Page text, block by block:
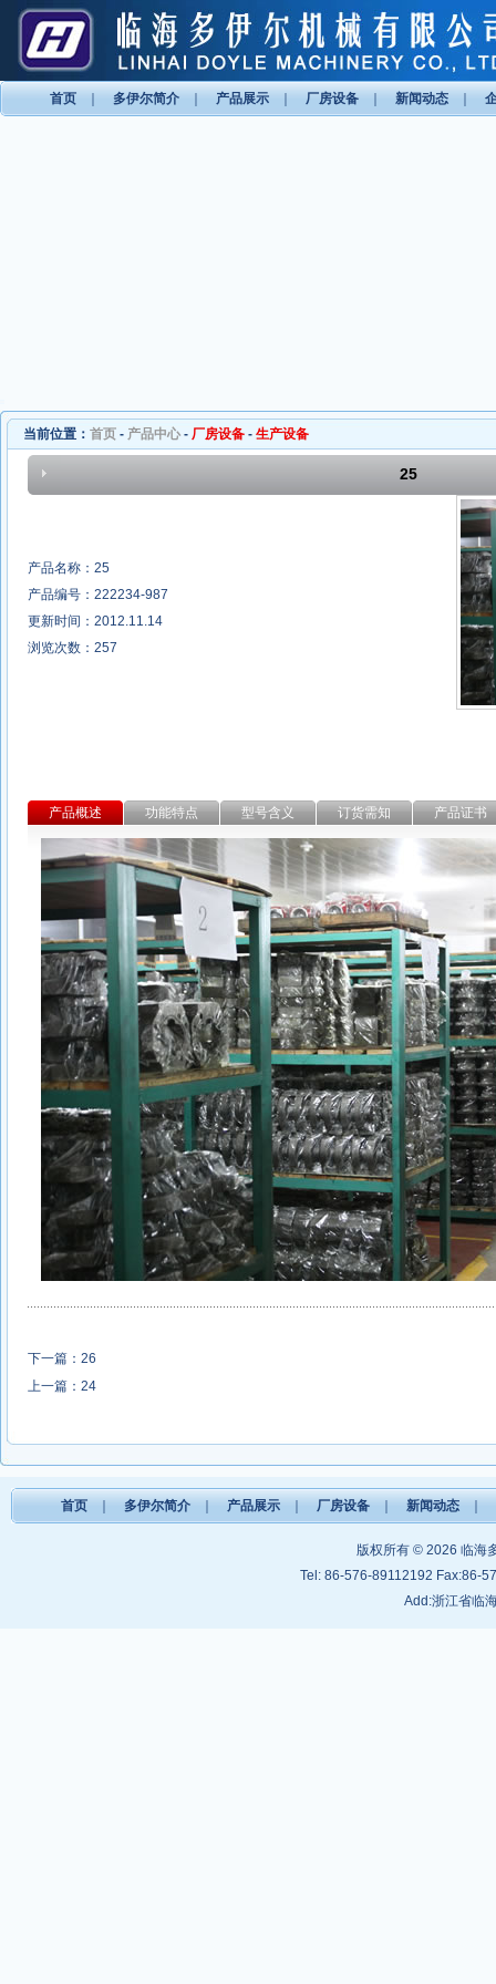
首页 多伊尔简介 产品展示 厂房设备 新闻动态
当前位置： 首页 - 产品中心 - 厂房设备 - 生产设备
25
产品名称：25
产品编号：222234-987
更新时间：2012.11.14
浏览次数： 257
产品概述 功能特点 型号含义 订货需知 产品证书
下一篇： 26
上一篇： 24
首页 多伊尔简介 产品展示 厂房设备 新闻动态
版权所有 © 2026临海
Tel: 86-576-89112192 Fax:86-
Add:浙江省临